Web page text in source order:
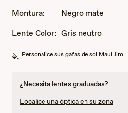
Montura:
Negro mate
Lente Color: Gris neutro
Personalice sus gafas de sol Maui Jim
¿Necesita lentes graduadas?
Localice una óptica en su zona